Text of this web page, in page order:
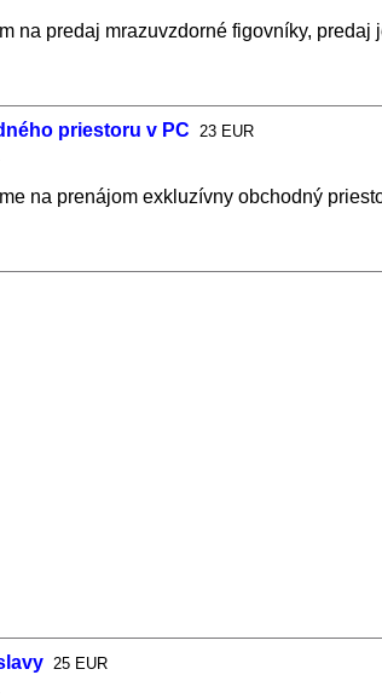
na predaj mrazuvzdorné figovníky, predaj
priestoru v PC 23 EUR
na prenájom exkluzívny obchodný
25 EUR